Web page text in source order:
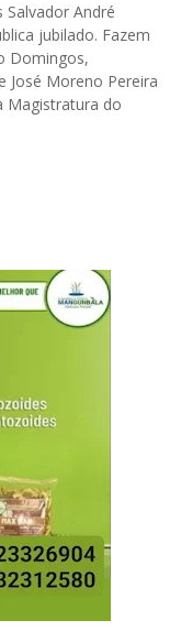
André
jubilado. Fazem
Domingos,
José Moreno Pereira
Magistratura do